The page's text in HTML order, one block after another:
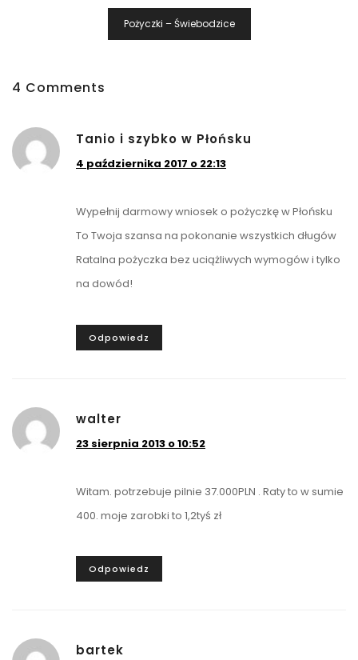
Pożyczki – Świebodzice
4 Comments
Tanio i szybko w Płońsku
4 października 2017 o 22:13
Wypełnij darmowy wniosek o pożyczkę w Płońsku
To Twoja szansa na pokonanie wszystkich długów
Ratalna pożyczka bez uciążliwych wymogów i tylko
na dowód!
Odpowiedz
walter
23 sierpnia 2013 o 10:52
Witam. potrzebuje pilnie 37.000PLN . Raty to w sumie
400. moje zarobki to 1,2tyś zł
Odpowiedz
bartek